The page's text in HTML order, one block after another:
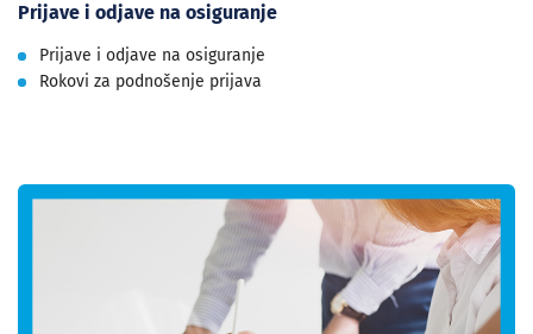
Prijave i odjave na osiguranje
Prijave i odjave na osiguranje
Rokovi za podnošenje prijava